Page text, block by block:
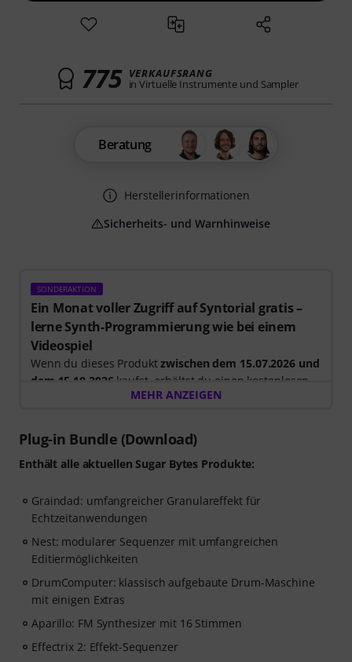
SONDERAKTION
Ein Monat voller Zugriff auf Syntorial gratis –
lerne Synth-Programmierung wie bei einem
Videospiel
Wenn du dieses Produktzwischen dem 15.07.2026 und
dem 15.10.2026 kaufst, erhältst du einen kostenlosen
30-tägigen Testzugang für die Vollversion von
Synth-Programmierung.
Anstatt nur Videos anzuschauen, baust du Leads,
Bässe, Pads und mehr selbst nach. Erhalte direktes
Modulation und Effekte zusammenwirken, um echte
Patches zu erstellen. Dein persönlicher Gutscheincode
wird nach deiner Bestellung automatisch per E-Mail
versendet. Keine Kreditkarte erforderlich. Der
Testzugang endet nach Ablauf automatisch. Bitte
beachte, dass die Software nur in englisch verfügbar
ist.
MEHR ANZEIGEN
Plug-in Bundle (Download)
Enthält alle aktuellen Sugar Bytes Produkte:
Graindad: umfangreicher Granulareffekt für
Echtzeitanwendungen
Nest: modularer Sequenzer mit umfangreichen
Editiermöglichkeiten
DrumComputer: klassisch aufgebaute Drum-Maschine
mit einigen Extras
Aparillo: FM Synthesizer mit 16 Stimmen
Effectrix 2: Effekt-Sequenzer
775 VERKAUFSRANG
in Virtuelle Instrumente und Sampler
Beratung
Herstellerinformationen
Sicherheits- und Warnhinweise